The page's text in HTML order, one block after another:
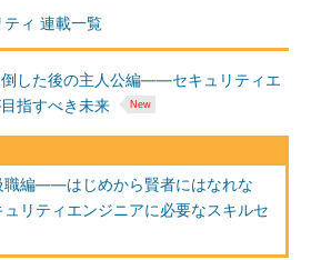
ティ 連載一覧
倒した後の主人公編――セキュリティエ
指すべき未来
職編――はじめから賢者にはなれな
リティエンジニアに必要なスキルセ